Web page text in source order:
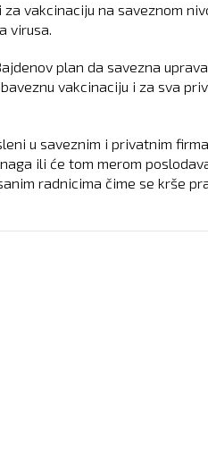
vakcinaciju na saveznom
virusa.
plan da savezna
vakcinaciju i za sva
u saveznim i privatnim
ili će tom merom
radnicima čime se krše